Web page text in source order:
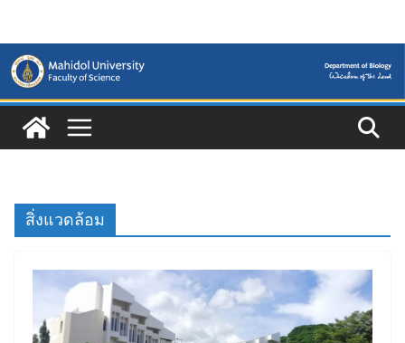
content
สิ่งแวดล้อม